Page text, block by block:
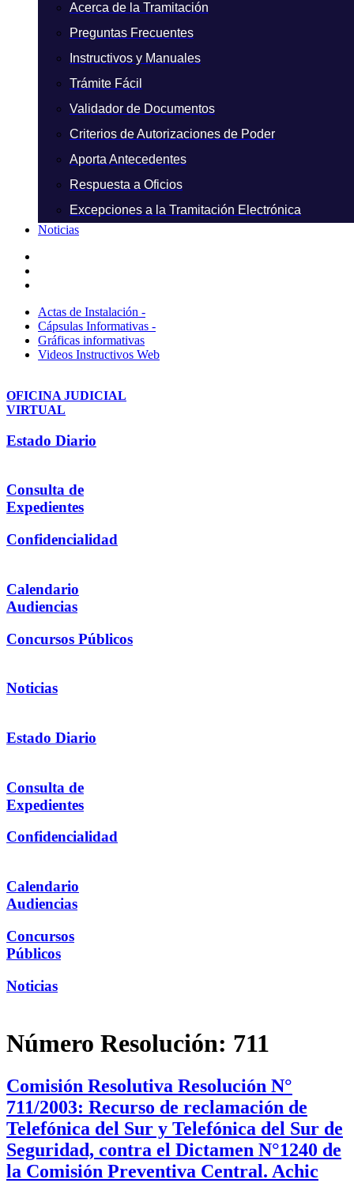
Acerca de la Tramitación
Preguntas Frecuentes
Instructivos y Manuales
Trámite Fácil
Validador de Documentos
Criterios de Autorizaciones de Poder
Aporta Antecedentes
Respuesta a Oficios
Excepciones a la Tramitación Electrónica
Noticias
Actas de Instalación -
Cápsulas Informativas -
Gráficas informativas
Videos Instructivos Web
OFICINA JUDICIAL
VIRTUAL
Estado Diario
Consulta de
Expedientes
Confidencialidad
Calendario
Audiencias
Concursos Públicos
Noticias
Estado Diario
Consulta de
Expedientes
Confidencialidad
Calendario
Audiencias
Concursos
Públicos
Noticias
Número Resolución: 711
Comisión Resolutiva Resolución N°
711/2003: Recurso de reclamación de
Telefónica del Sur y Telefónica del Sur de
Seguridad, contra el Dictamen N°1240 de
la Comisión Preventiva Central. Achic